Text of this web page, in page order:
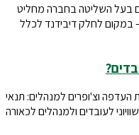
בעל השליטה בחברה מחליט
לחלק דיבידנד לכלל
העדפה וצ'ופרים למנהלים: תנאי
לעובדים ולמנהלים לכאורה